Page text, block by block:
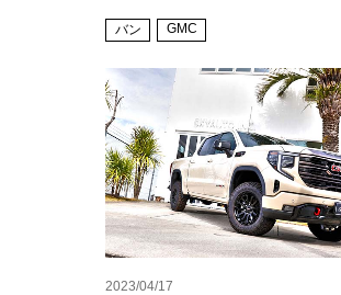
バン GMC
2023/04/17